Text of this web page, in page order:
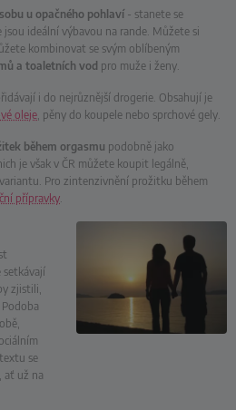
u opačného pohlaví - stanete se
ideální výbavou na rande. Můžete si
kombinovat se svým oblíbeným
a toaletních vod pro muže i ženy.
i do nejrůznější drogerie. Obsahují je
oleje, pěny do koupele nebo sprchové gely.
během orgasmu podobně jako
je však v ČR můžete koupit legálně,
Pro zintenzivnění prožitku během
přípravky.
setkávají
zjistili,
se
ať už na